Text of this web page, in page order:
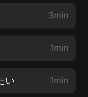
3min
1min
い 1min